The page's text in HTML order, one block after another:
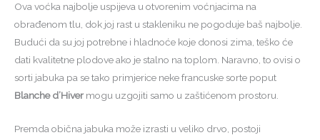
Ova voćka najbolje uspijeva uotvorenim voćnjacima na
obrađenom tlu, dok joj rast u stakleniku ne pogoduje baš najbolje.
Budući da su joj potrebne i hladnoće koje donosi zima, teško će
dati kvalitetne plodove ako je stalno na toplom. Naravno, to ovisi o
sorti jabuka pa se tako primjerice neke francuske sorte poput
Blanche d’Hiver mogu uzgojiti samo u zaštićenom prostoru.
Premda obična jabuka može izrasti u veliko drvo, postoji